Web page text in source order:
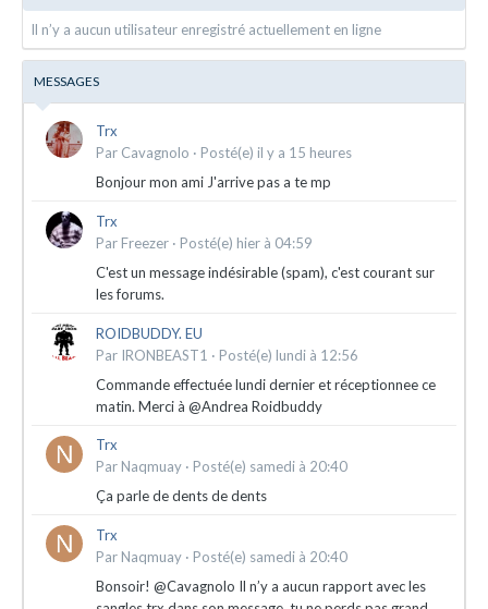
Il n’y a aucun utilisateur enregistré actuellement en ligne
MESSAGES
Trx
Par Cavagnolo · Posté(e) il y a 15 heures
Bonjour mon ami J'arrive pas a te mp
Trx
Par Freezer · Posté(e) hier à 04:59
C'est un message indésirable (spam), c'est courant sur
les forums.
ROIDBUDDY. EU
Par IRONBEAST1 · Posté(e) lundi à 12:56
Commande effectuée lundi dernier et réceptionnee ce
matin. Merci à @Andrea Roidbuddy
Trx
Par Naqmuay · Posté(e) samedi à 20:40
Ça parle de dents de dents
Trx
Par Naqmuay · Posté(e) samedi à 20:40
Bonsoir! @Cavagnolo Il n’y a aucun rapport avec les